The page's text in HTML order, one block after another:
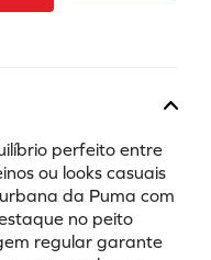
perfeito entre
ou looks casuais
da Puma com
no peito
regular garante